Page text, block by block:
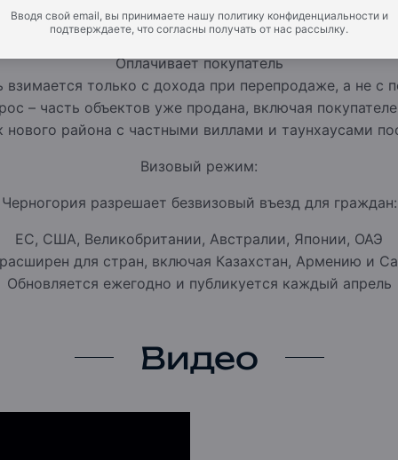
6% (для объектов свыше €500 000)
Оплачивает покупатель
взимается только с дохода при перепродаже, а не с
– часть объектов уже продана, включая
нового района с частными виллами и таунхаусами
Визовый режим:
Черногория разрешает безвизовый въезд для граждан:
ЕС, США, Великобритании, Австралии, Японии, ОАЭ
для стран, включая Казахстан, Армению и
Обновляется ежегодно и публикуется каждый апрель
Видео
Вводя свой email, вы принимаете нашу политику конфиденциальности и
подтверждаете, что согласны получать от нас рассылку.